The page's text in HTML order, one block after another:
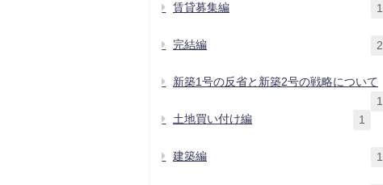
賃貸募集編 1
完結編 2
新築1号の反省と新築2号の戦略について
1
土地買い付け編
1
建築編 1